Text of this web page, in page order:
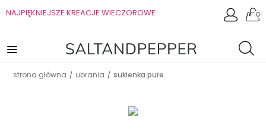
NAJPIĘKNIEJSZE KREACJE WIECZOROWE 0
strona główna / ubrania / sukienka pure